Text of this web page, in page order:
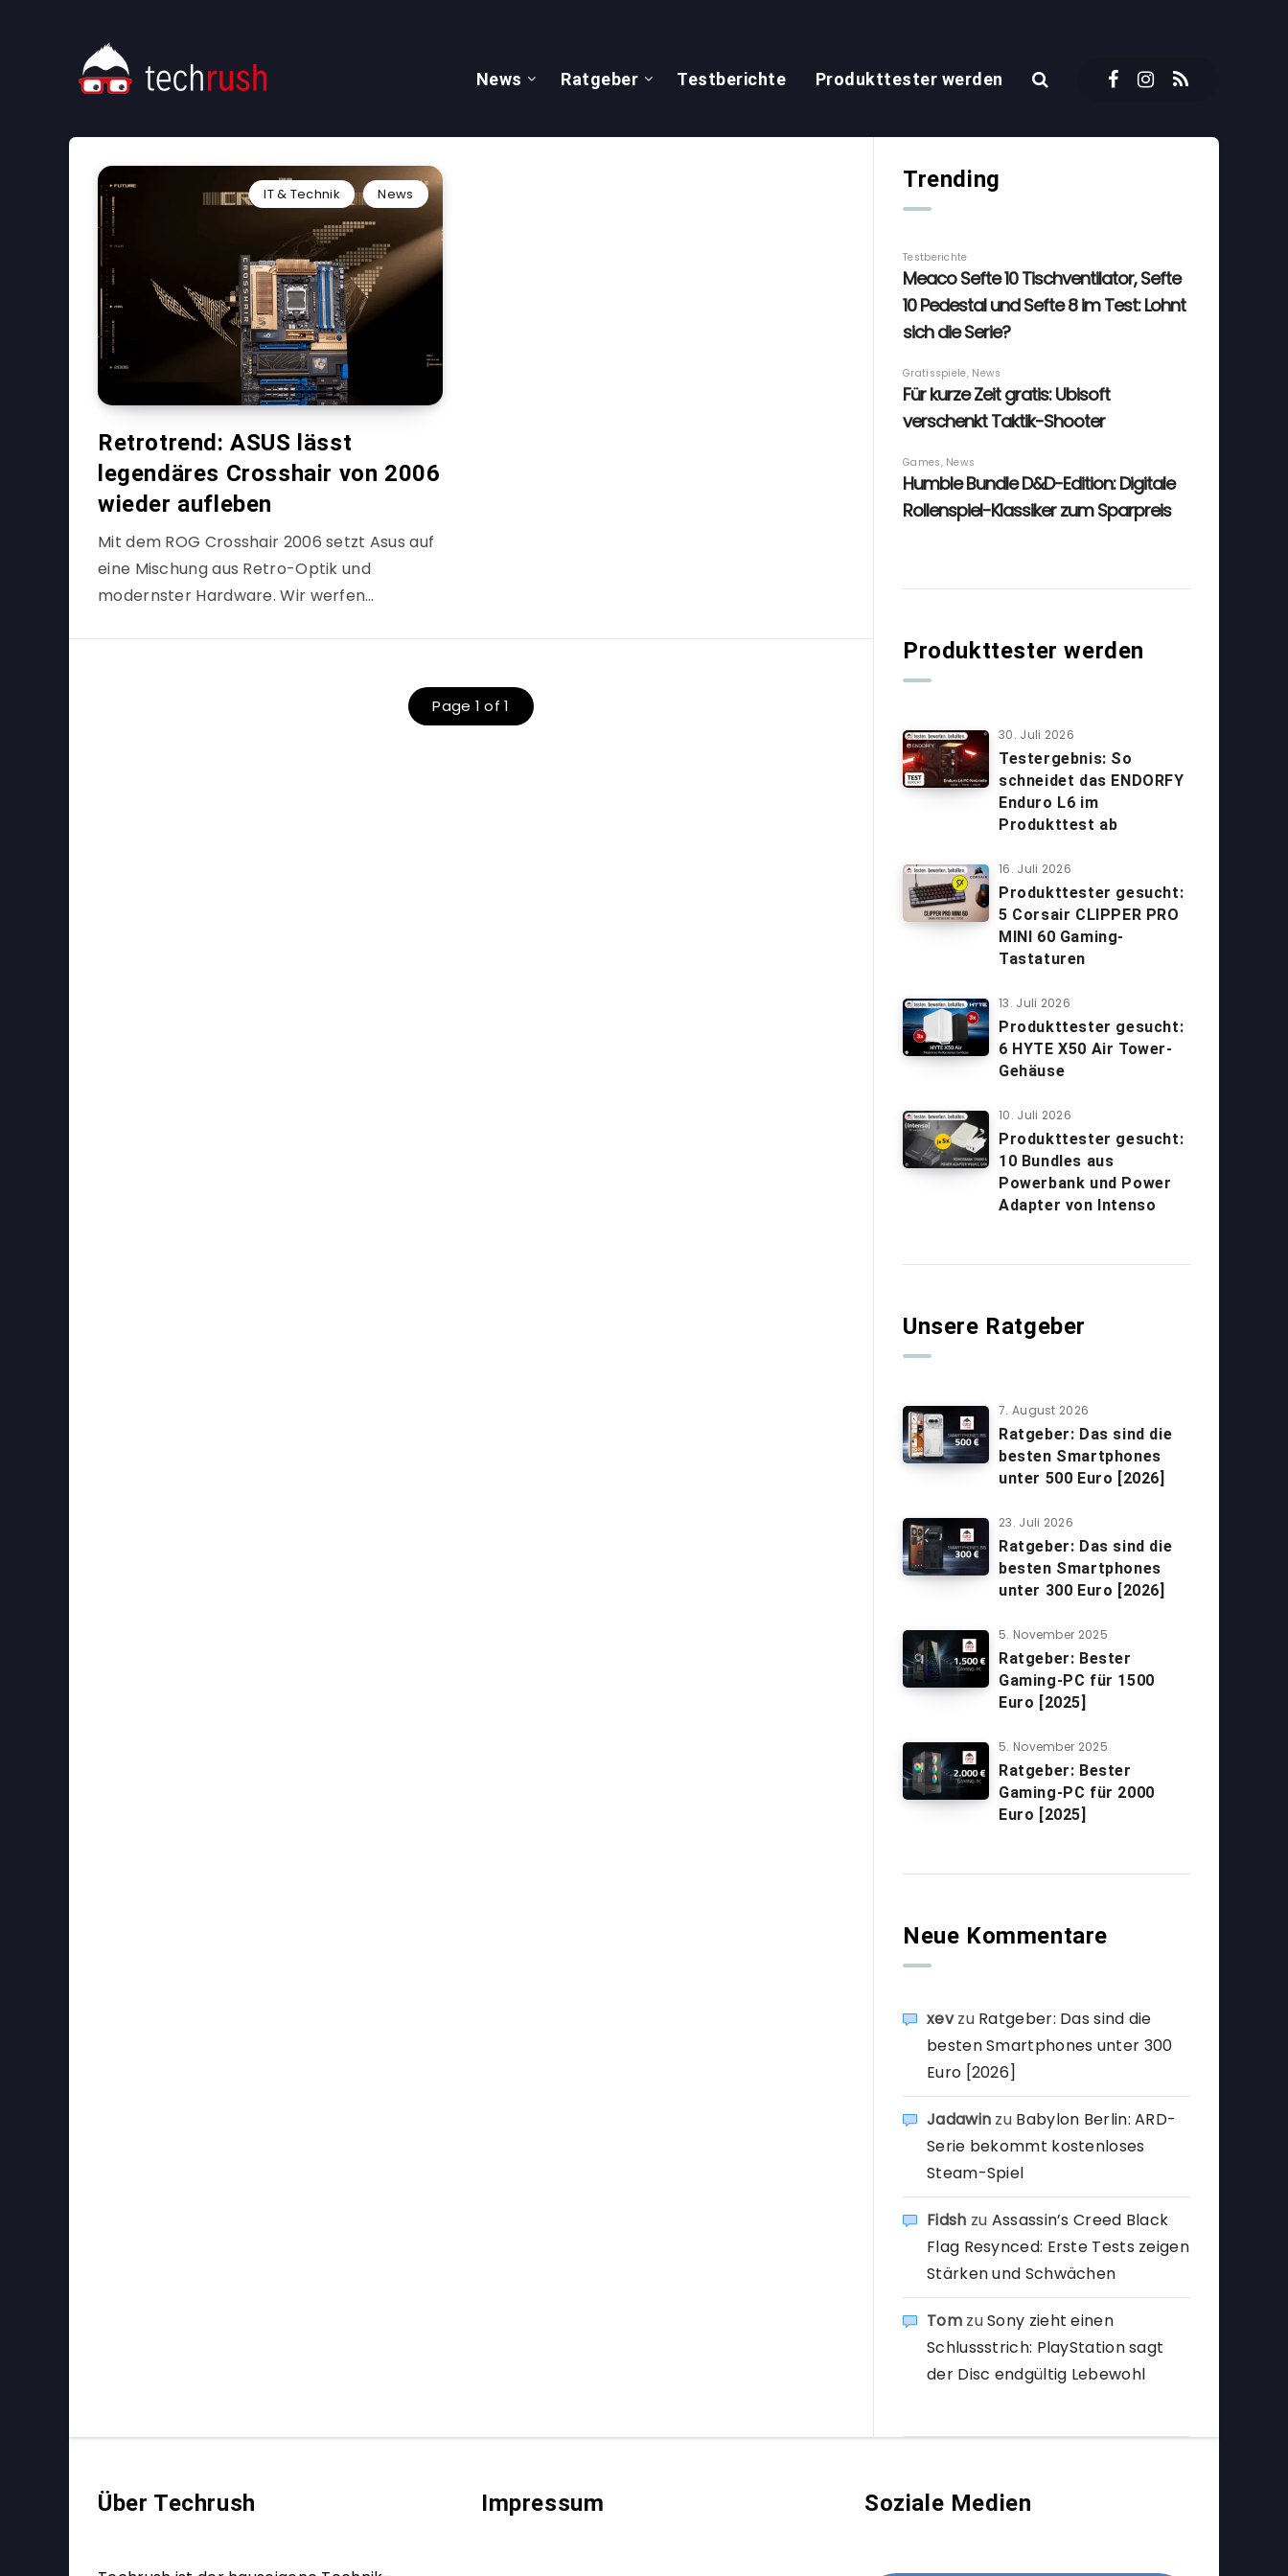
News Ratgeber Testberichte Produkttester werden
IT & Technik News
Retrotrend: ASUS lässt
legendäres Crosshair von 2006
wieder aufleben
Mit dem ROG Crosshair 2006 setzt Asus auf
eine Mischung aus Retro-Optik und
modernster Hardware. Wir werfen…
Page 1 of 1
Trending
Produkttester werden
30. Juli 2026
Testergebnis: So
schneidet das ENDORFY
Enduro L6 im
Produkttest ab
16. Juli 2026
Produkttester gesucht:
5 Corsair CLIPPER PRO
MINI 60 Gaming-
Tastaturen
13. Juli 2026
Produkttester gesucht:
6 HYTE X50 Air Tower-
Gehäuse
10. Juli 2026
Produkttester gesucht:
10 Bundles aus
Powerbank und Power
Adapter von Intenso
Unsere Ratgeber
7. August 2026
Ratgeber: Das sind die
besten Smartphones
unter 500 Euro [2026]
23. Juli 2026
Ratgeber: Das sind die
besten Smartphones
unter 300 Euro [2026]
5. November 2025
Ratgeber: Bester
Gaming-PC für 1500
Euro [2025]
5. November 2025
Ratgeber: Bester
Gaming-PC für 2000
Euro [2025]
Neue Kommentare
xevzu Ratgeber: Das sind die
besten Smartphones unter 300
Euro [2026]
Jadawin zu Babylon Berlin: ARD-
Serie bekommt kostenloses
Steam-Spiel
Fidsh zu Assassin’s Creed Black
Flag Resynced: Erste Tests zeigen
Stärken und Schwächen
TomzuSony zieht einen
Schlussstrich: PlayStation sagt
der Disc endgültig Lebewohl
Über Techrush Impressum Soziale Medien